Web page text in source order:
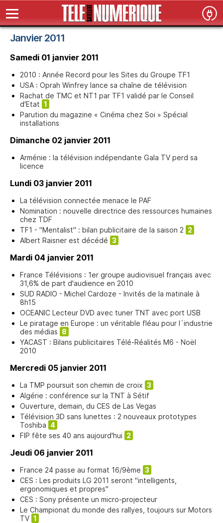
Janvier 2011
Samedi 01 janvier 2011
2010 : Année Record pour les Sites du Groupe TF1
USA : Oprah Winfrey lance sa chaîne de télévision
Rachat de TMC et NT1 par TF1 validé par le Conseil
d'Etat 1
Parution du magazine « Cinéma chez Soi » Spécial
installations
Dimanche 02 janvier 2011
Arménie : la télévision indépendante Gala TV perd sa
licence
Lundi 03 janvier 2011
La télévision connectée menace le PAF
Nomination : nouvelle directrice des ressources humaines
chez TDF
TF1 - "Mentalist" : bilan publicitaire de la saison 2 2
Albert Raisner est décédé 3
Mardi 04 janvier 2011
France Télévisions : 1er groupe audiovisuel français avec
31,6% de part d'audience en 2010
SUD RADIO - Michel Cardoze - Invités de la matinale à
8h15
OCEANIC Lecteur DVD avec tuner TNT avec port USB
Le piratage en Europe : un véritable fléau pour l´industrie
des médias 8
YACAST : Bilans publicitaires Télé-Réalités M6 - Noël
2010
Mercredi 05 janvier 2011
La TMP poursuit son chemin de croix 3
Algérie : conférence sur la TNT à Sétif
Ouverture, demain, du CES de Las Vegas
Télévision 3D sans lunettes : 2 nouveaux prototypes
Toshiba 4
FIP fête ses 40 ans aujourd'hui 2
Jeudi 06 janvier 2011
France 24 passe au format 16/9ème 3
CES : Les produits LG 2011 seront "intelligents,
ergonomiques et propres"
CES : Sony présente un micro-projecteur
Le Championat du monde des rallyes, toujours sur Motors
TV 1